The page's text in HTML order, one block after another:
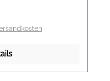
Cozy Moments
Material: 88%
3% Polyamid